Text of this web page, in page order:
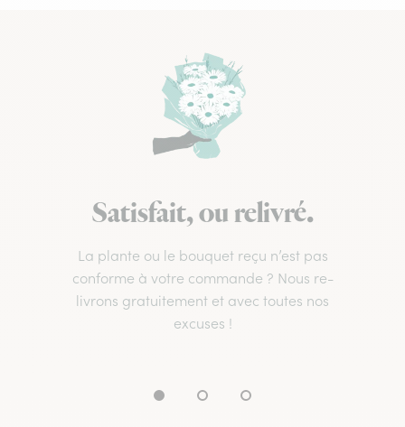
Satisfait, ou relivré.
La plante ou le bouquet reçu n’est pas
conforme à votre commande ? Nous re-
livrons gratuitement et avec toutes nos
excuses !